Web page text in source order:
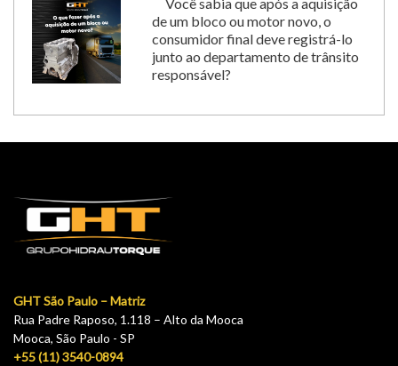
Você sabia que após a aquisição
de um bloco ou motor novo, o
consumidor final deve registrá-lo
junto ao departamento de trânsito
responsável?
GHT São Paulo – Matriz
Rua Padre Raposo, 1.118 – Alto da Mooca
Mooca, São Paulo - SP
+55 (11) 3540-0894